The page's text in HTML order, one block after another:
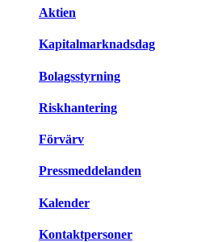
Aktien
Kapitalmarknadsdag
Bolagsstyrning
Riskhantering
Förvärv
Pressmeddelanden
Kalender
Kontaktpersoner